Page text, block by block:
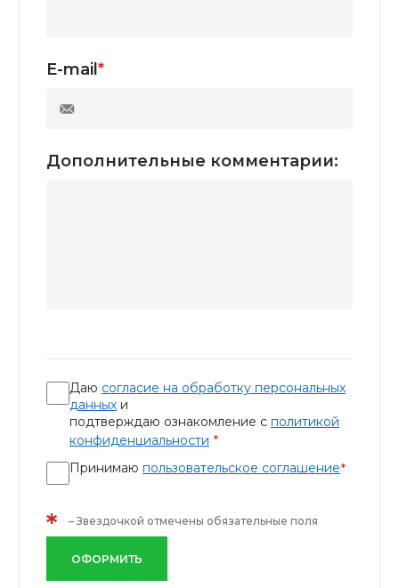
E-mail *
Дополнительные комментарии:
Даю согласие на обработку персональных
данных и
подтверждаю ознакомление с политикой
конфиденциальности *
Принимаю пользовательское соглашение*
* – Звездочкой отмечены обязательные поля
ОФОРМИТЬ